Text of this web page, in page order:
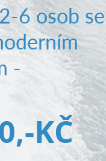
6 osob se
-
KČ